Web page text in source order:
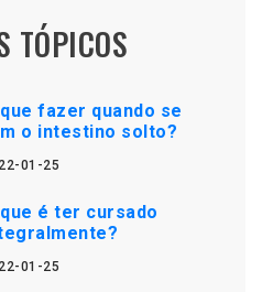
TÓPICOS
fazer quando se
o intestino solto?
01-25
é ter cursado
01-25